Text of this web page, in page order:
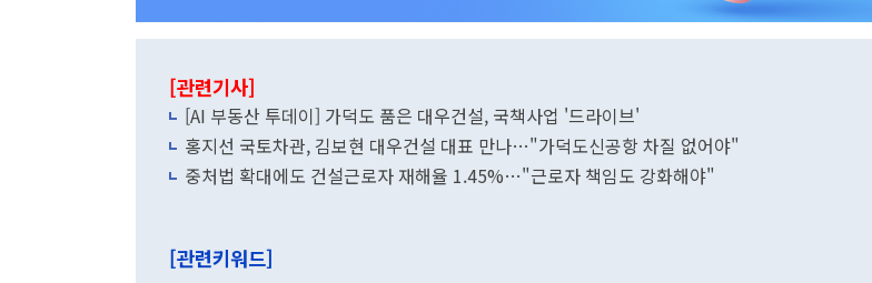
[관련기사]
[AI 부동산 투데이] 가덕도 품은 대우건설, 국책사업 '드라이브'
홍지선 국토차관, 김보현 대우건설 대표 만나…"가덕도신공항 차질 없어야"
중처법 확대에도 건설근로자 재해율 1.45%…"근로자 책임도 강화해야"
[관련키워드]